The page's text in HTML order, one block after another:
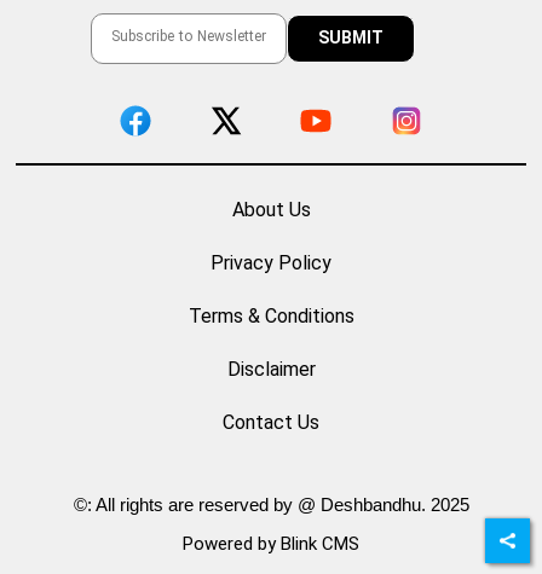
About Us
Privacy Policy
Terms & Conditions
Disclaimer
Contact Us
©: All rights are reserved by @ Deshbandhu. 2025
Powered by Blink CMS